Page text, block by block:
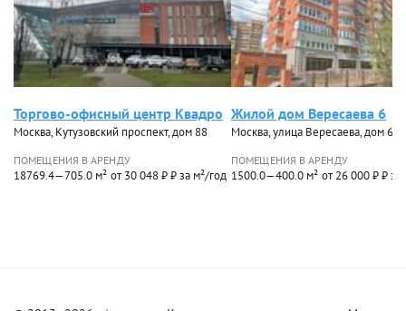
Торгово-офисный центр Квадро
Москва, Кутузовский проспект, дом 88
ПОМЕЩЕНИЯ В АРЕНДУ
18769.4—705.0 м² от 30 048 ₽ ₽ за м²/год
Жилой дом Вересаева 6
Москва, улица Вересаева, дом 6
ПОМЕЩЕНИЯ В АРЕНДУ
1500.0—400.0 м² от 26 000 ₽ ₽ за